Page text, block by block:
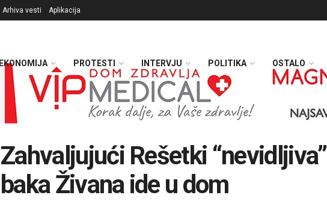
Arhiva vesti Aplikacija
EKONOMIJA PROTESTI INTERVJU POLITIKA OSTALO
Zahvaljujući Rešetki “nevidljiva”
baka Živana ide u dom